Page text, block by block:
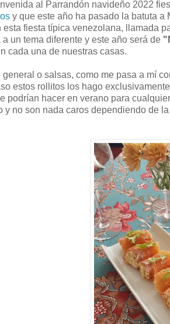
al Parrandón navideño 2022
y que este año ha pasado la batuta a
fiesta típica venezolana, llamada
un tema diferente y este año será de
cada una de nuestras casas.
o salsas, como me pasa a mí
estos rollitos los hago
podrían hacer en verano para
y no son nada caros dependiendo de